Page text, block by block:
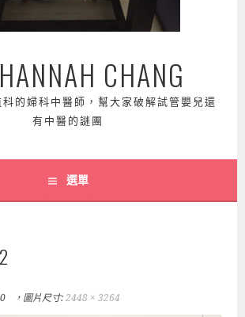
CHANG
的婦科中醫師，幫大家破解試管嬰兒還
有中醫的謎團
選單
，圖片尺寸:2448 × 3264